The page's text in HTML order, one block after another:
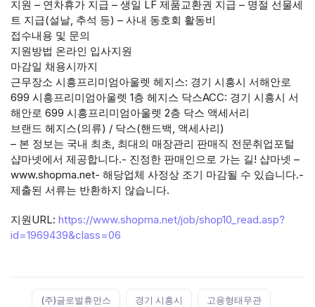
지원 – 연차휴가 지급 – 생일 LF 제품교환권 지급 – 명절 선물세
트 지급(설날, 추석 등) – 사내 동호회 활동비
접수내용 및 문의
지원방법 온라인 입사지원
마감일 채용시까지
근무장소 시흥프리미엄아울렛 헤지스: 경기 시흥시 서해안로
699 시흥프리미엄아울렛 1층 헤지스 닥스ACC: 경기 시흥시 서
해안로 699 시흥프리미엄아울렛 2층 닥스 액세서리
브랜드 헤지스(의류) / 닥스(핸드백, 액세사리)
– 본 정보는 국내 최초, 최대의 매장관리 판매직 전문취업포털
샵마넷에서 제공합니다.- 진정한 판매인으로 가는 길! 샵마넷 –
www.shopma.net- 해당업체 사정상 조기 마감될 수 있습니다.-
제출된 서류는 반환하지 않습니다.
지원URL: https://www.shopma.net/job/shop10_read.asp?
id=1969439&class=06
(주)글로벌휴먼스 경기 시흥시 고용형태무관